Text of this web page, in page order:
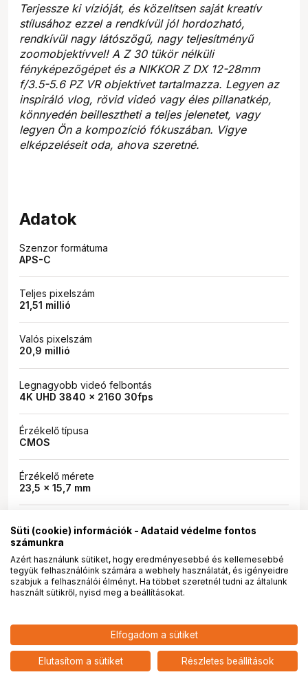
Terjessze ki vízióját, és közelítsen saját kreatív
stílusához ezzel a rendkívül jól hordozható,
rendkívül nagy látószögű, nagy teljesítményű
zoomobjektívvel! A Z 30 tükör nélküli
fényképezőgépet és a NIKKOR Z DX 12-28mm
f/3.5-5.6 PZ VR objektívet tartalmazza. Legyen az
inspiráló vlog, rövid videó vagy éles pillanatkép,
könnyedén beillesztheti a teljes jelenetet, vagy
legyen Ön a kompozíció fókuszában. Vigye
elképzeléseit oda, ahova szeretné.
Adatok
Szenzor formátuma
APS-C
Teljes pixelszám
21,51 millió
Valós pixelszám
20,9 millió
Legnagyobb videó felbontás
4K UHD 3840 x 2160 30fps
Érzékelő típusa
CMOS
Érzékelő mérete
23,5 x 15,7 mm
Nikon Z
Kijelző mérete
3"
SD
SDXC
Nikon Z30 + Z DX 12-28mm
f/3.5-5.6 PZ VR MILC
fényképezőgép KIT
add
Süti (cookie) információk - Adataid védelme fontos
számunkra
Azért használunk sütiket, hogy eredményesebbé és kellemesebbé
tegyük felhasználóink számára a webhely használatát, és igényeidre
szabjuk a felhasználói élményt. Ha többet szeretnél tudni az általunk
használt sütikről, nyisd meg a beállításokat.
Elfogadom a sütiket
Elutasítom a sütiket Részletes beállítások